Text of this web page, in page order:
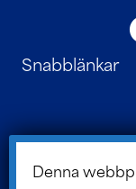
Snabblänkar
Denna